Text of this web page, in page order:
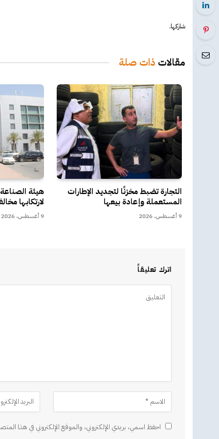
شاركها.
مقالات ذات صلة
التجارة تضبط مخزنًا لتجديد الإطارات
المستعملة وإعادة بيعها
9 أغسطس، 2026
لارتكابها
9 أغسطس، 2026
اترك تعليقاً
احفظ اسمي، بريدي الإلكتروني، والموقع الإلكتروني في هذا